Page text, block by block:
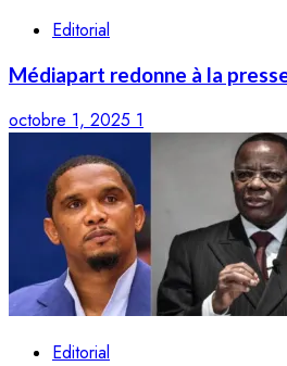
Editorial
Médiapart redonne à la
octobre 1, 2025 1
Editorial